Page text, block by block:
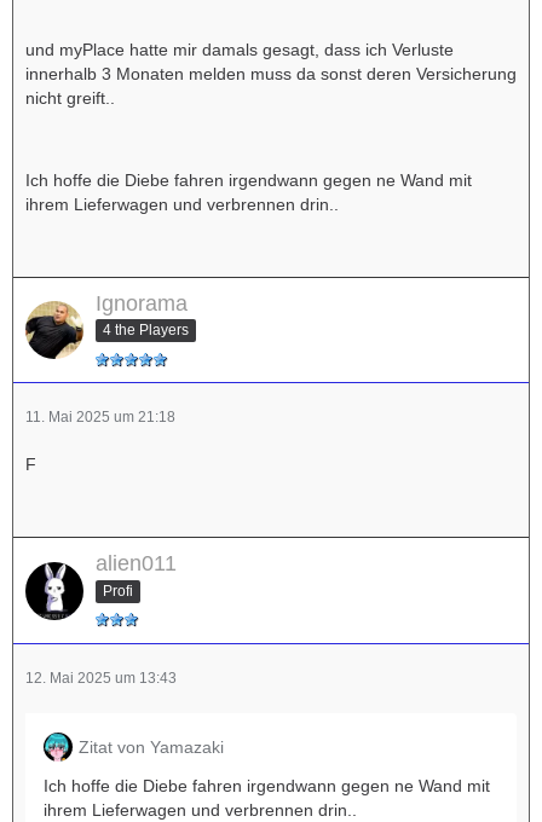
und myPlace hatte mir damals gesagt, dass ich Verluste
innerhalb 3 Monaten melden muss da sonst deren Versicherung
nicht greift..
Ich hoffe die Diebe fahren irgendwann gegen ne Wand mit
ihrem Lieferwagen und verbrennen drin..
Ignorama
4 the Players
11. Mai 2025 um 21:18
F
alien011
Profi
12. Mai 2025 um 13:43
Zitat von Yamazaki
Ich hoffe die Diebe fahren irgendwann gegen ne Wand mit
ihrem Lieferwagen und verbrennen drin..